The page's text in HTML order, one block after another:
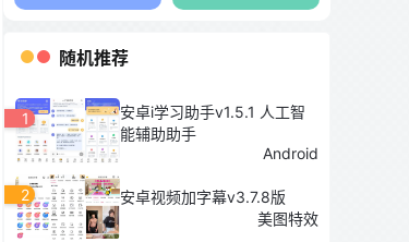
随机推荐
1
安卓i学习助手v1.5.1 人工智
能辅助助手
Android
2
安卓视频加字幕v3.7.8版
美图特效